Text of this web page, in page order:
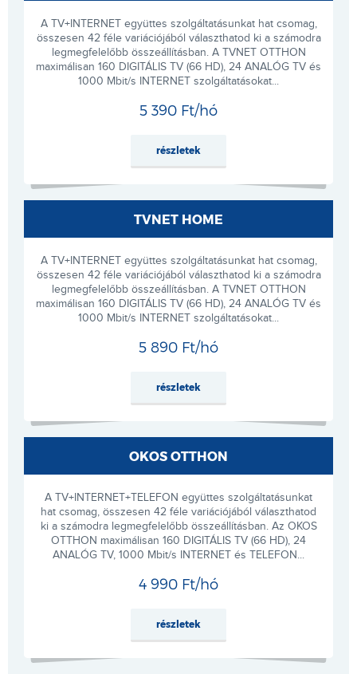
A TV+INTERNET együttes szolgáltatásunkat hat csomag,
összesen 42 féle variációjából választhatod ki a számodra
legmegfelelőbb összeállításban. A TVNET OTTHON
maximálisan 160 DIGITÁLIS TV (66 HD), 24 ANALÓG TV és
1000 Mbit/s INTERNET szolgáltatásokat...
5 390 Ft/hó
részletek
TVNET HOME
A TV+INTERNET együttes szolgáltatásunkat hat csomag,
összesen 42 féle variációjából választhatod ki a számodra
legmegfelelőbb összeállításban. A TVNET OTTHON
maximálisan 160 DIGITÁLIS TV (66 HD), 24 ANALÓG TV és
1000 Mbit/s INTERNET szolgáltatásokat...
5 890 Ft/hó
részletek
OKOS OTTHON
A TV+INTERNET+TELEFON együttes szolgáltatásunkat
hat csomag, összesen 42 féle variációjából választhatod
ki a számodra legmegfelelőbb összeállításban. Az OKOS
OTTHON maximálisan 160 DIGITÁLIS TV (66 HD), 24
ANALÓG TV, 1000 Mbit/s INTERNET és TELEFON...
4 990 Ft/hó
részletek